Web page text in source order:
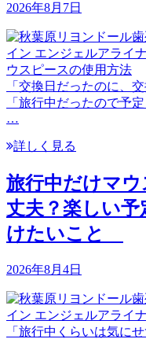
2026年8月7日
「交換日だったのに、
「旅行中だったので予
…
詳しく見る
旅行中だけマ
丈夫？楽しい
けたいこと
2026年8月4日
「旅行中くらいは気に